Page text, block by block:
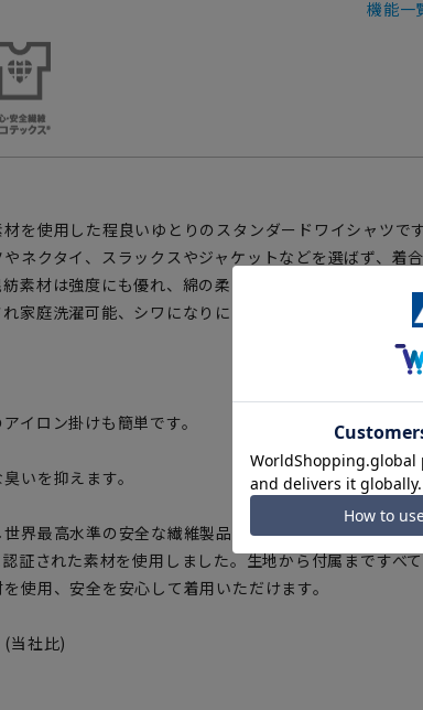
機能一
を使用した程良いゆとりのスタンダードワイシャツで
ネクタイ、スラックスやジャケットなどを選ばず、着
素材は強度にも優れ、綿の柔らかい風合いを持ち合わせ
家庭洗濯可能、シワになりにくくアイロン掛けも簡単
イロン掛けも簡単です。
いを抑えます。
界最高水準の安全な繊維製品の証「OEKO-
証された素材を使用しました。生地から付属まですべ
使用、安全を安心して着用いただけます。
当社比)